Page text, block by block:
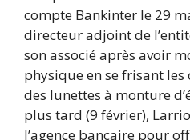
compte Bankinter le 29
directeur adjoint de
son associé après avoir
physique en se frisant
des lunettes à monture
plus tard (9 février),
l’agence bancaire pour